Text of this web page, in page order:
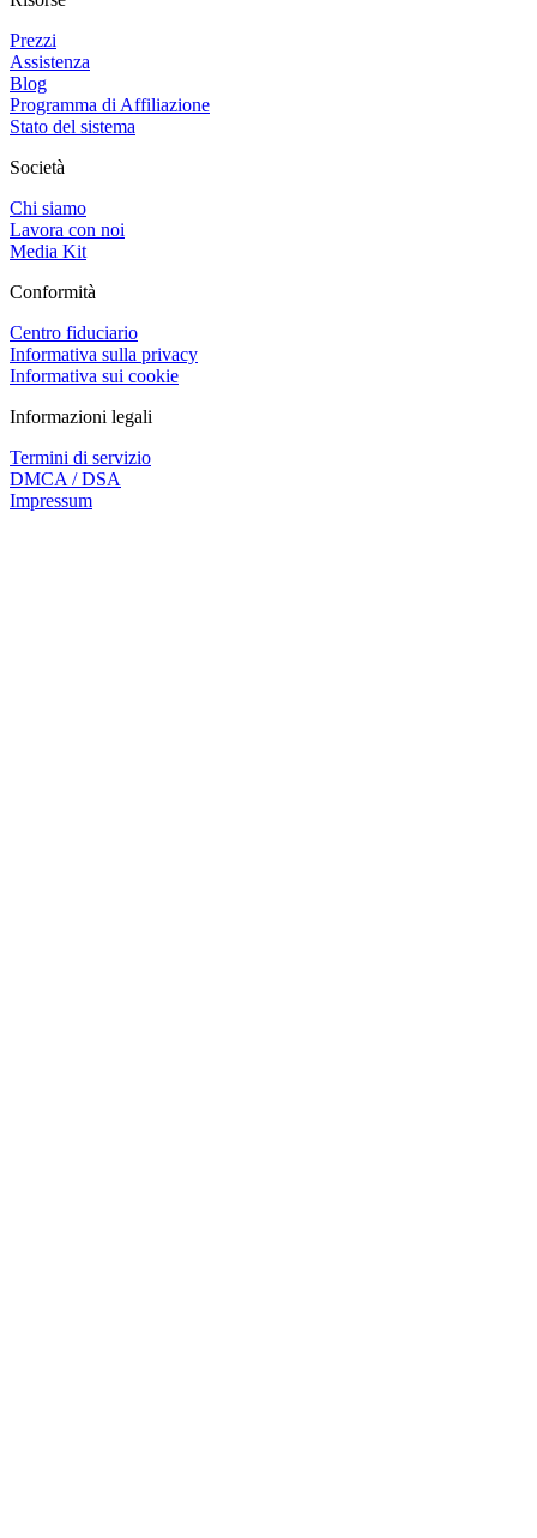
Prezzi
Assistenza
Blog
Programma di Affiliazione
Stato del sistema
Società
Chi siamo
Lavora con noi
Media Kit
Conformità
Centro fiduciario
Informativa sulla privacy
Informativa sui cookie
Informazioni legali
Termini di servizio
DMCA / DSA
Impressum